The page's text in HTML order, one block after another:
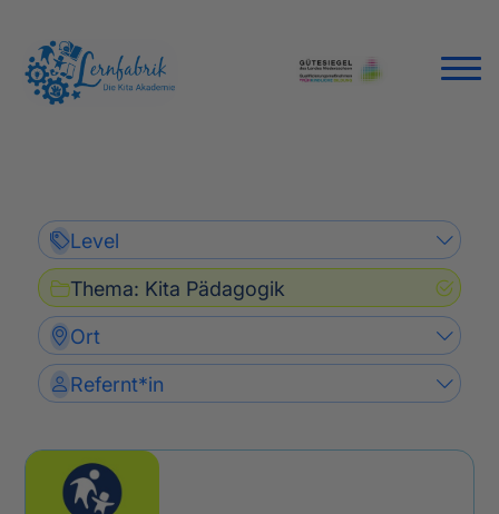
Level
Thema: Kita Pädagogik
Ort
Refernt*in